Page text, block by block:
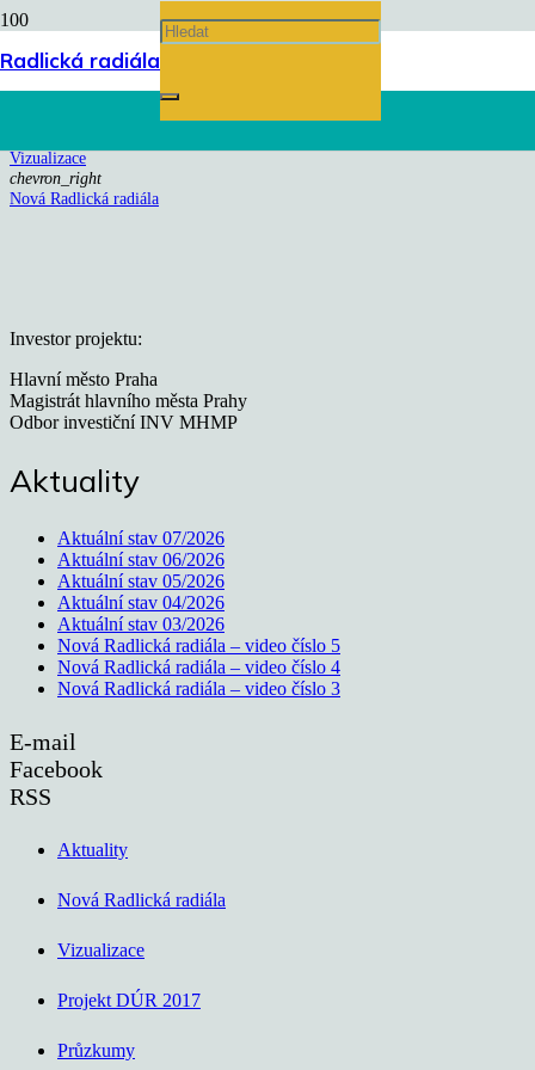
Radlická radiála
Nová Radlická radiála
Vizualizace
chevron_right
Nová Radlická radiála
Investor projektu:
Hlavní město Praha
Magistrát hlavního města Prahy
Odbor investiční INV MHMP
Aktuality
Aktuální stav 07/2026
Aktuální stav 06/2026
Aktuální stav 05/2026
Aktuální stav 04/2026
Aktuální stav 03/2026
Nová Radlická radiála – video číslo 5
Nová Radlická radiála – video číslo 4
Nová Radlická radiála – video číslo 3
E-mail
Facebook
RSS
Aktuality
Nová Radlická radiála
Vizualizace
Projekt DÚR 2017
Průzkumy